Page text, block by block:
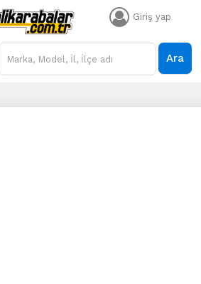
Giriş yap
Ara